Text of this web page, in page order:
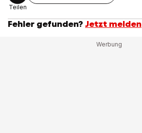
Teilen
Fehler gefunden? Jetzt melden